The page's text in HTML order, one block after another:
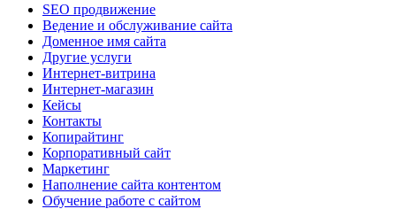
SEO продвижение
Ведение и обслуживание сайта
Доменное имя сайта
Другие услуги
Интернет-витрина
Интернет-магазин
Кейсы
Контакты
Копирайтинг
Корпоративный сайт
Маркетинг
Наполнение сайта контентом
Обучение работе с сайтом